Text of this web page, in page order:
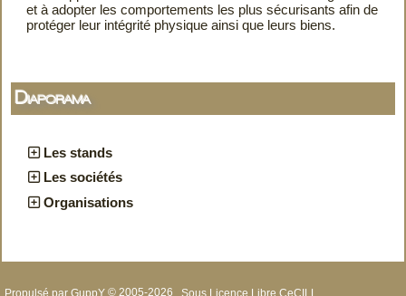
Diaporama
Les stands
Les sociétés
Organisations
et à adopter les comportements les plus sécurisants afin de
protéger leur intégrité physique ainsi que leurs biens.
Propulsé par GuppY © 2005-2026 Sous Licence Libre CeCILL